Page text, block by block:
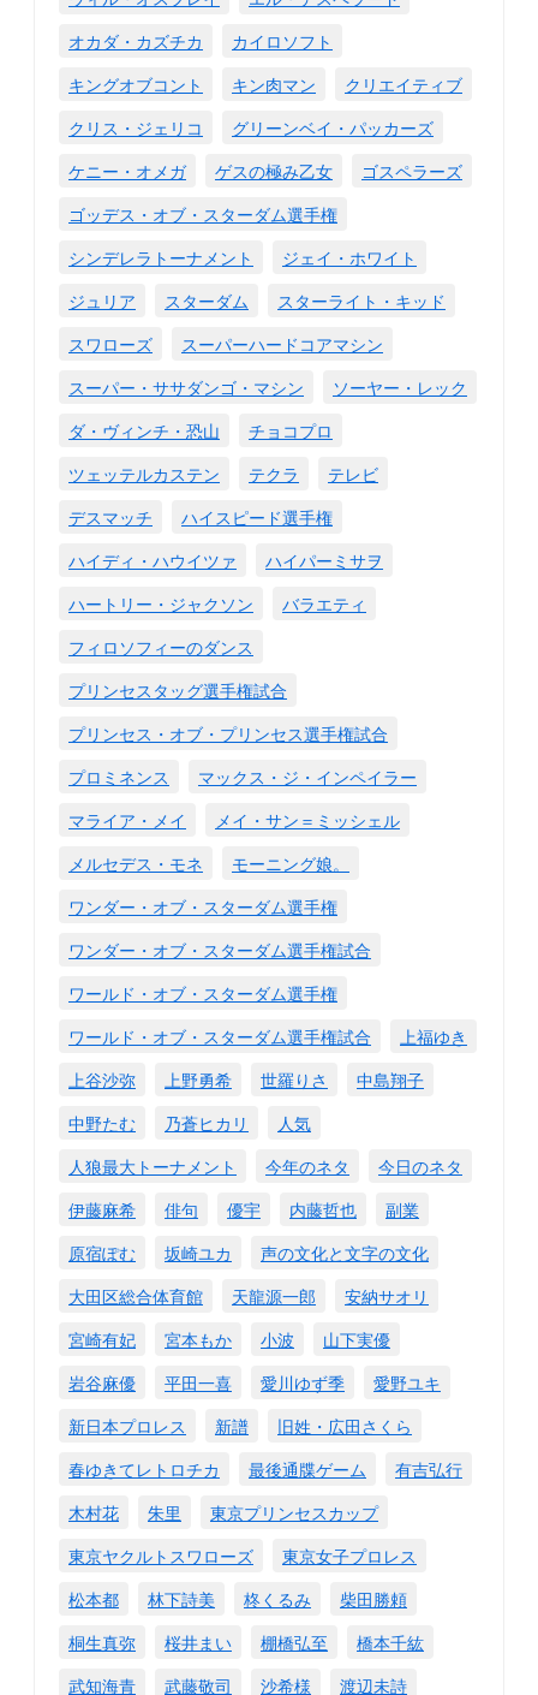
オカダ・カズチカ
カイロソフト
キングオブコント
キン肉マン
クリエイティブ
クリス・ジェリコ
グリーンベイ・パッカーズ
ケニー・オメガ
ゲスの極み乙女
ゴスペラーズ
ゴッデス・オブ・スターダム選手権
シンデレラトーナメント
ジェイ・ホワイト
ジュリア
スターダム
スターライト・キッド
スワローズ
スーパーハードコアマシン
スーパー・ササダンゴ・マシン
ソーヤー・レック
ダ・ヴィンチ・恐山
チョコプロ
ツェッテルカステン
テクラ
テレビ
デスマッチ
ハイスピード選手権
ハイディ・ハウイツァ
ハイパーミサヲ
ハートリー・ジャクソン
バラエティ
フィロソフィーのダンス
プリンセスタッグ選手権試合
プリンセス・オブ・プリンセス選手権試合
プロミネンス
マックス・ジ・インペイラー
マライア・メイ
メイ・サン＝ミッシェル
メルセデス・モネ
モーニング娘。
ワンダー・オブ・スターダム選手権
ワンダー・オブ・スターダム選手権試合
ワールド・オブ・スターダム選手権
ワールド・オブ・スターダム選手権試合
上福ゆき
上谷沙弥
上野勇希 世羅りさ
中島翔子
中野たむ
乃蒼ヒカリ
人気
人狼最大トーナメント
今年のネタ
今日のネタ
伊藤麻希
俳句 優宇 内藤哲也
副業
原宿ぽむ
坂崎ユカ
声の文化と文字の文化
大田区総合体育館
天龍源一郎
安納サオリ
宮崎有妃
宮本もか 小波
山下実優
岩谷麻優
平田一喜 愛川ゆず季
愛野ユキ
新日本プロレス
新譜
旧姓・広田さくら
春ゆきてレトロチカ
最後通牒ゲーム
有吉弘行
木村花
朱里
東京プリンセスカップ
東京ヤクルトスワローズ
東京女子プロレス
松本都
林下詩美 柊くるみ
柴田勝頼
桐生真弥
桜井まい 棚橋弘至
橋本千紘
武知海青
武藤敬司 沙希様 渡辺未詩